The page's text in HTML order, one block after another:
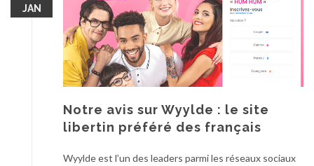
JAN
Notre avis sur Wyylde : le site
libertin préféré des français
Wyylde est l’un des leaders parmi les réseaux sociaux